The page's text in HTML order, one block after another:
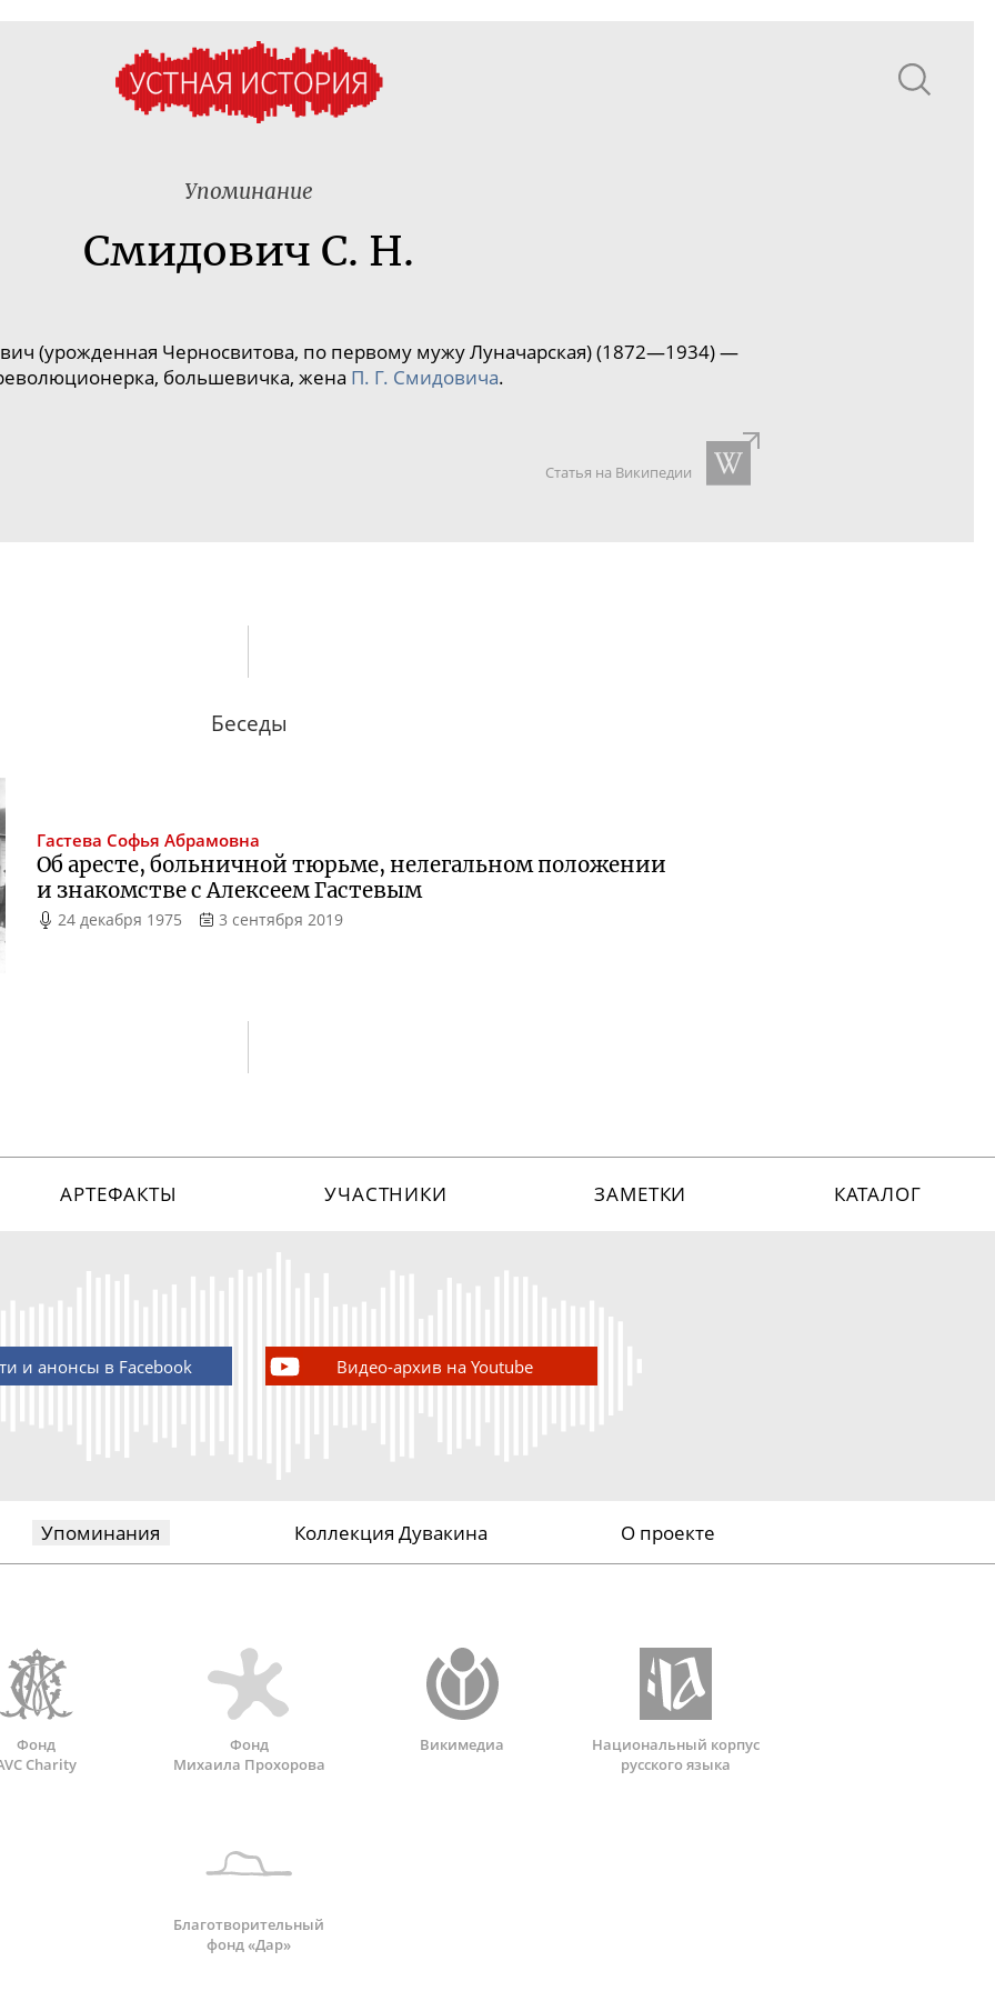
Упоминание
Смидович С. Н.
(урожденная Черносвитова, по первому мужу Луначарская) (1872—1934) —
большевичка, жена П. Г. Смидовича.
Статья на Википедии
Беседы
Гастева Софья Абрамовна
Об аресте, больничной тюрьме, нелегальном положении
и знакомстве с Алексеем Гастевым
24 декабря 1975 3 сентября 2019
АРТЕФАКТЫ УЧАСТНИКИ ЗАМЕТКИ КАТАЛОГ
и анонсы в Facebook Видео-архив на Youtube
Упоминания Коллекция Дувакина О проекте
Фонд
Charity
Фонд
Михаила Прохорова
Викимедиа
Национальный корпус
русского языка
Благотворительный
фонд «Дар»